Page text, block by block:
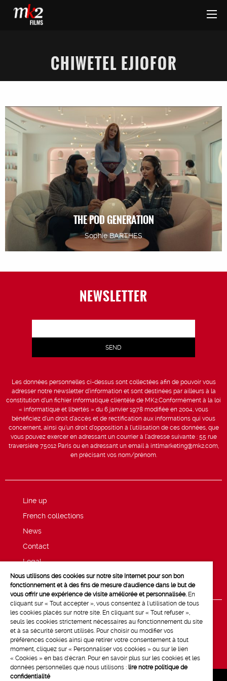
CHIWETEL EJIOFOR
THE POD GENERATION
Sophie BARTHES
NEWSLETTER
Les données personnelles ci-dessus sont collectées afin de pouvoir vous
adresser notre newsletter d’information et sont destinées par ailleurs à la
constitution d’un fichier informatique clientèle de MK2.Conformément à la loi
« informatique et libertés » du 6 janvier 1978 modifiée en 2004, vous
bénéficiez d’un droit d’accès et de rectification aux informations qui vous
concernent, ainsi qu’un droit d’opposition à l’utilisation de ces données, que
vous pouvez exercer en adressant un courrier à l’adresse suivante : 55 rue
traversière 75012 Paris ou en adressant un email à intlmarketing@mk2.com,
en précisant vos nom/prénom.
Line up
French collections
News
Contact
Legal
Privacy and cookie policy
Nous utilisons des cookies sur notre site Internet pour son bon
fonctionnement et à des fins de mesure d'audience dans le but de
vous offrir une expérience de visite améliorée et personnalisée. En
cliquant sur « Tout accepter », vous consentez à l'utilisation de tous
les cookies placés sur notre site. En cliquant sur « Tout refuser »,
seuls les cookies strictement nécessaires au fonctionnement du site
et à sa sécurité seront utilisés. Pour choisir ou modifier vos
préférences cookies ainsi que retirer votre consentement à tout
moment, cliquez sur « Personnaliser vos cookies » ou sur le lien
« Cookies » en bas d'écran. Pour en savoir plus sur les cookies et les
données personnelles que nous utilisons : lire notre politique de
confidentialité